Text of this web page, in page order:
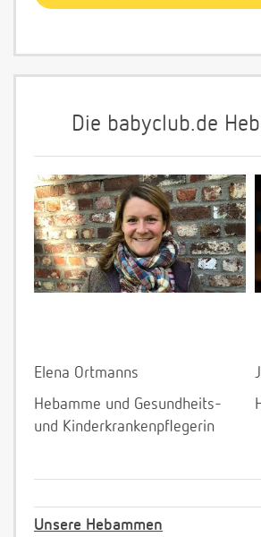
Die babyclub.de
Elena Ortmanns
Hebamme und Gesundheits-
und Kinderkrankenpflegerin
Unsere Hebammen